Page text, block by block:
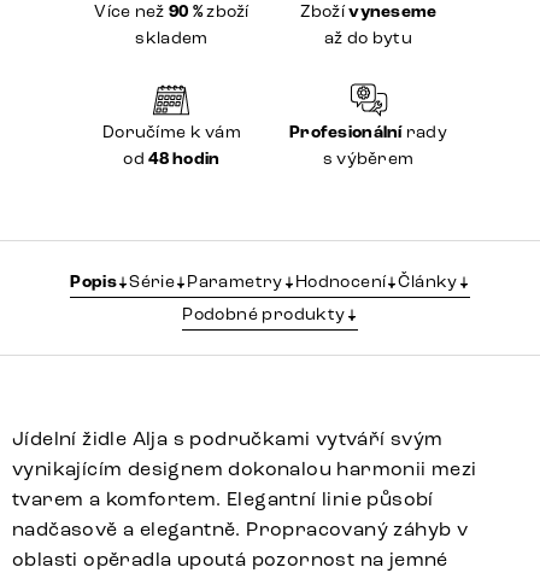
Více než 90 %zboží
skladem
Zbožívyneseme
až do bytu
Doručíme k vám
od48 hodin
Profesionálnírady
s výběrem
Popis Série Parametry Hodnocení Články
Podobné produkty
Jídelní židle Alja s područkami vytváří svým
vynikajícím designem dokonalou harmonii mezi
tvarem a komfortem. Elegantní linie působí
nadčasově a elegantně. Propracovaný záhyb v
oblasti opěradla upoutá pozornost na jemné